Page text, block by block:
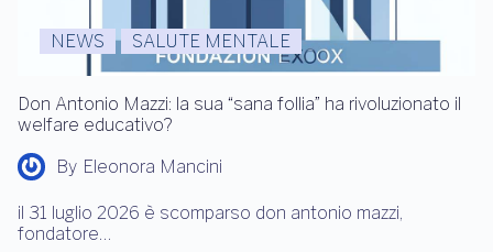
NEWS SALUTE MENTALE
Don Antonio Mazzi: la sua “sana follia” ha rivoluzionato il
welfare educativo?
By Eleonora Mancini
il 31 luglio 2026 è scomparso don antonio mazzi,
fondatore…